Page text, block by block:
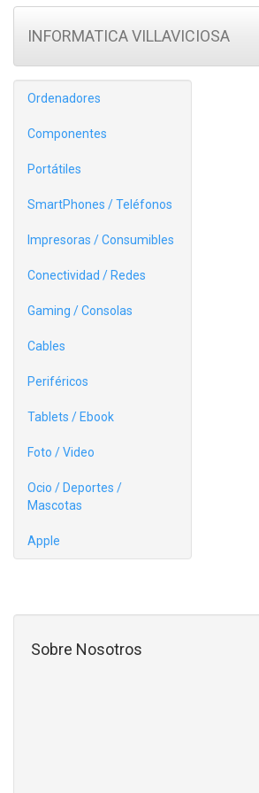
INFORMATICA VILLAVICIOSA
Ordenadores
Componentes
Portátiles
SmartPhones / Teléfonos
Impresoras / Consumibles
Conectividad / Redes
Gaming / Consolas
Cables
Periféricos
Tablets / Ebook
Foto / Video
Ocio / Deportes /
Mascotas
Apple
Sobre Nosotros